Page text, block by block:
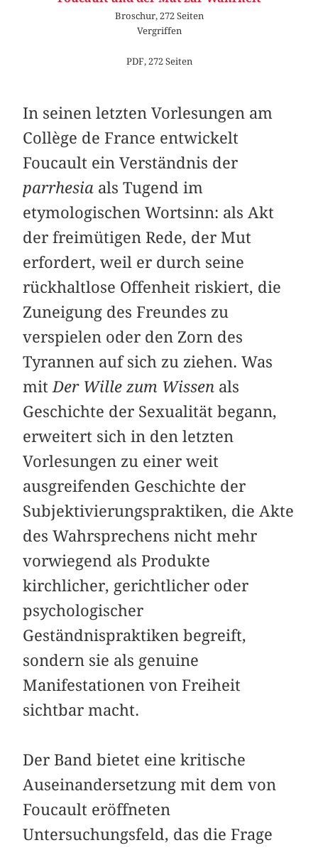
Broschur, 272 Seiten
Vergriffen
PDF, 272 Seiten
In seinen letzten Vorlesungen am
Collège de France entwickelt
Foucault ein Verständnis der
parrhesia als Tugend im
etymologischen Wortsinn: als Akt
der freimütigen Rede, der Mut
erfordert, weil er durch seine
rückhaltlose Offenheit riskiert, die
Zuneigung des Freundes zu
verspielen oder den Zorn des
Tyrannen auf sich zu ziehen. Was
mitDer Wille zum Wissen als
Geschichte der Sexualität begann,
erweitert sich in den letzten
Vorlesungen zu einer weit
ausgreifenden Geschichte der
Subjektivierungspraktiken, die Akte
des Wahrsprechens nicht mehr
vorwiegend als Produkte
kirchlicher, gerichtlicher oder
psychologischer
Geständnispraktiken begreift,
sondern sie als genuine
Manifestationen von Freiheit
sichtbar macht.
Der Band bietet eine kritische
Auseinandersetzung mit dem von
Foucault eröffneten
Untersuchungsfeld, das die Frage